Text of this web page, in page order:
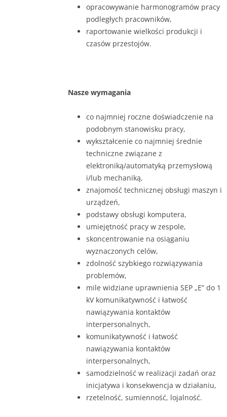
opracowywanie harmonogramów pracy
podległych pracowników,
raportowanie wielkości produkcji i
czasów przestojów.
Nasze wymagania
co najmniej roczne doświadczenie na
podobnym stanowisku pracy,
wykształcenie co najmniej średnie
techniczne związane z
elektroniką/automatyką przemysłową
i/lub mechaniką,
znajomość technicznej obsługi maszyn i
urządzeń,
podstawy obsługi komputera,
umiejętność pracy w zespole,
skoncentrowanie na osiąganiu
wyznaczonych celów,
zdolność szybkiego rozwiązywania
problemów,
mile widziane uprawnienia SEP „E” do 1
kV komunikatywność i łatwość
nawiązywania kontaktów
interpersonalnych,
komunikatywność i łatwość
nawiązywania kontaktów
interpersonalnych,
samodzielność w realizacji zadań oraz
inicjatywa i konsekwencja w działaniu,
rzetelność, sumienność, lojalność.